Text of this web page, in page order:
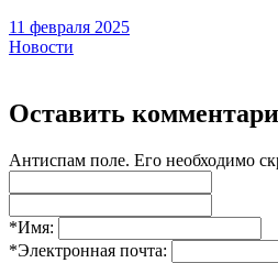
11 февраля 2025
Новости
Оставить
Антиспам поле. Его необходимо
*Имя:
*Электронная почта: